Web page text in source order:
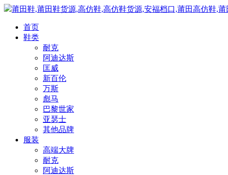
莆田鞋,莆田鞋货源,高仿鞋,高仿鞋货源,安福档口,莆田高仿鞋,
首页
鞋类
耐克
阿迪达斯
匡威
新百伦
万斯
彪马
巴黎世家
亚瑟士
其他品牌
服装
高端大牌
耐克
阿迪达斯